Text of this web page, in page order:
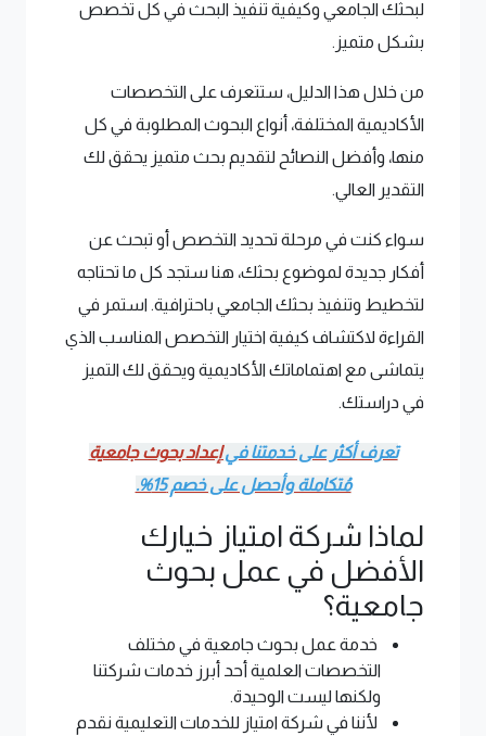
لبحثك الجامعي وكيفية تنفيذ البحث في كل تخصص
بشكل متميز.
من خلال هذا الدليل، ستتعرف على التخصصات
الأكاديمية المختلفة، أنواع البحوث المطلوبة في كل
منها، وأفضل النصائح لتقديم بحث متميز يحقق لك
التقدير العالي.
سواء كنت في مرحلة تحديد التخصص أو تبحث عن
أفكار جديدة لموضوع بحثك، هنا ستجد كل ما تحتاجه
لتخطيط وتنفيذ بحثك الجامعي باحترافية. استمر في
القراءة لاكتشاف كيفية اختيار التخصص المناسب الذي
يتماشى مع اهتماماتك الأكاديمية ويحقق لك التميز
في دراستك.
تعرف أكثر على خدمتنا فيإعداد بحوث جامعية
مُتكاملة وأحصل على خصم 15%.
لماذا شركة امتياز خيارك
الأفضل في عمل بحوث
جامعية؟
خدمة عمل بحوث جامعية في مختلف
التخصصات العلمية أحد أبرز خدمات شركتنا
ولكنها ليست الوحيدة.
لأننا في شركة امتياز للخدمات التعليمية نقدم